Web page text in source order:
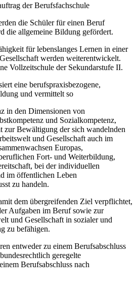
der Berufsfachschule
die Schüler für einen Beruf
die allgemeine Bildung gefördert.
für lebenslanges Lernen in einer
werden weiterentwickelt.
Vollzeitschule der Sekundarstufe II.
eine berufspraxisbezogene,
und vermittelt so
in den Dimensionen von
und Sozialkompetenz,
zur Bewältigung der sich wandelnden
und Gesellschaft auch im
Europas,
Fort- und Weiterbildung,
bei der individuellen
im öffentlichen Leben
zu handeln.
dem übergreifenden Ziel verpflichtet,
Aufgaben im Beruf sowie zur
und Gesellschaft in sozialer und
zu befähigen.
entweder zu einem Berufsabschluss
geregelte
Berufsabschluss nach